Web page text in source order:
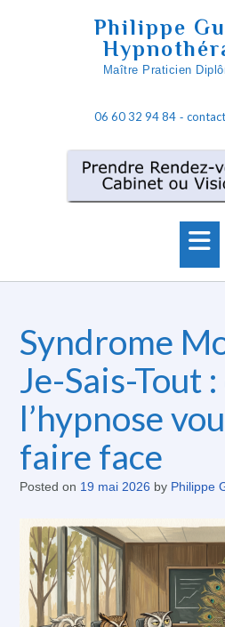
Philippe
Maître Praticien
06 60 32 94 84-
Syndrome
Je-Sais-Tout
l’hypnose
faire face
Posted on 19 mai 2026 by Philippe